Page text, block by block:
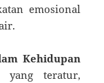
emosional
Kehidupan
teratur,